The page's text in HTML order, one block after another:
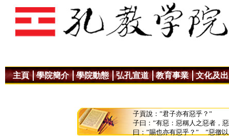
主頁 學院簡介 學院動態 弘孔宣道 教育事業 文化及
子貢說：”君子亦有惡乎？”
子曰：”有惡：惡稱人之惡者，
曰：”賜也亦有惡乎？” ”惡徼